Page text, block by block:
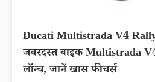
Ducati Multistrada V4
जबरदस्त बाइक Multistrada
लॉन्च, जानें खास फीचर्स